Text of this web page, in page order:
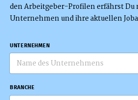
den Arbeitgeber-Profilen erfährst Du
Unternehmen und ihre aktuellen
UNTERNEHMEN
BRANCHE